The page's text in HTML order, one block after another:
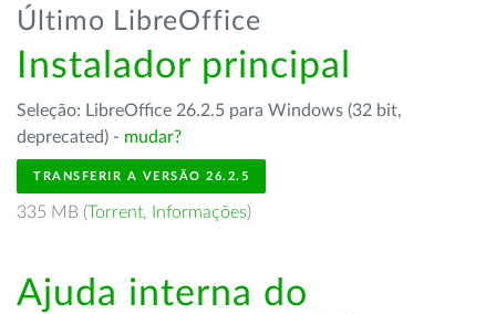
Último LibreOffice
Instalador principal
Seleção: LibreOffice 26.2.5 para Windows (32 bit,
deprecated) - mudar?
TRANSFERIR A VERSÃO 26.2.5
335 MB (Torrent, Informações)
Ajuda interna do